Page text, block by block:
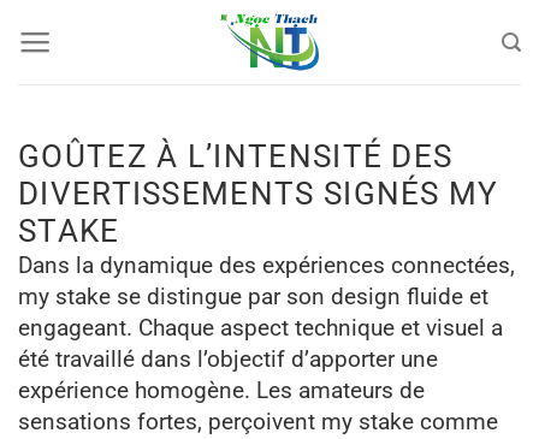
qua
GOÛTEZ À L’INTENSITÉ DES
DIVERTISSEMENTS SIGNÉS MY
STAKE
Dans la dynamique des expériences connectées,
my stake se distingue par son design fluide et
engageant. Chaque aspect technique et visuel a
été travaillé dans l’objectif d’apporter une
expérience homogène. Les amateurs de
sensations fortes, perçoivent my stake comme